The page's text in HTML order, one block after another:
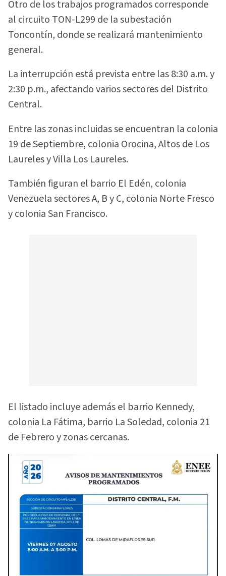
Otro de los trabajos programados corresponde
al circuito TON-L299 de la subestación
Toncontín, donde se realizará mantenimiento
general.
La interrupción está prevista entre las 8:30 a.m. y
2:30 p.m., afectando varios sectores del Distrito
Central.
Entre las zonas incluidas se encuentran la colonia
19 de Septiembre, colonia Orocina, Altos de Los
Laureles y Villa Los Laureles.
También figuran el barrio El Edén, colonia
Venezuela sectores A, B y C, colonia Norte Fresco
y colonia San Francisco.
El listado incluye además el barrio Kennedy,
colonia La Fátima, barrio La Soledad, colonia 21
de Febrero y zonas cercanas.